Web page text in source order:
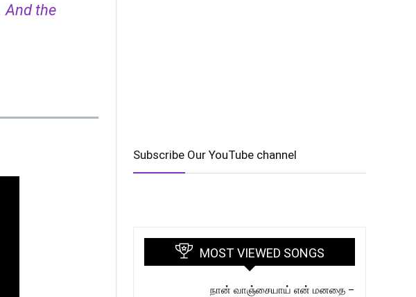
And the
Subscribe Our YouTube channel
MOST VIEWED SONGS
நான் வாஞ்சையாய் என் மனதை –